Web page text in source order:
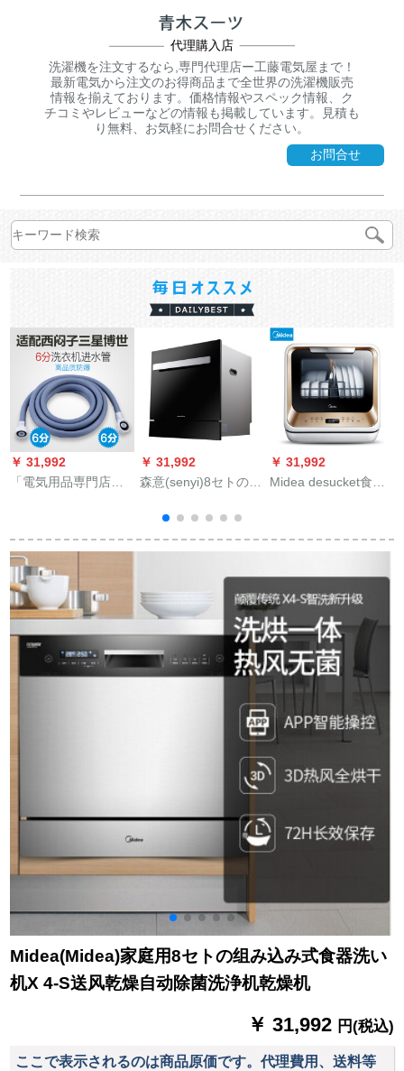
代理購入店
洗濯機を注文するなら,専門代理店ー工藤電気屋まで！
最新電気から注文のお得商品まで全世界の洗濯機販売
情報を揃えております。価格情報やスペック情報、ク
チコミやレビューなどの情報も掲載しています。見積も
り無料、お気軽にお問合せください。
お問合せ
￥ 31,992
「電気用品専門店」
六分ホースを延長
し、爆発防止ホース
を6分延長して、欧州
式1.5メトルの三階に
防爆し、6分吸水管を
追加しました。
￥ 31,992
森意(senyi)8セトの组
洗い机WQP 8-9306 B
黒
￥ 31,992
Midea desucket食器
料洗濯Midea範(2-6口
Midea(Midea)家庭用8セトの组み込み式食器洗い
机X 4-S送风乾燥自动除菌洗浄机乾燥机
￥ 31,992 円(税込)
ここで表示されるのは商品原価です。代理費用、送料等